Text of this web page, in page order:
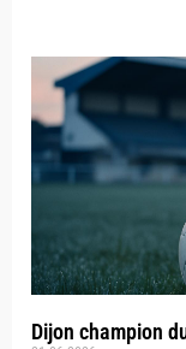
Dijon champion